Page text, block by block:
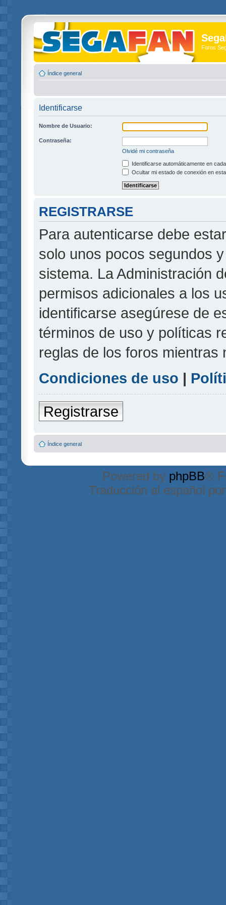
Foros
Índice general
Identificarse
Nombre de Usuario:
Contraseña:
Olvidé mi contraseña
Identificarse automáticamente en
Ocultar mi estado de conexión en
REGISTRARSE
Para autenticarse debe
solo unos pocos segundos
sistema. La Administración
permisos adicionales a los
identificarse asegúrese de
términos de uso y políticas
reglas de los foros mientras
Condiciones de uso |
Registrarse
Índice general
Powered by phpBB®
Traducción al español